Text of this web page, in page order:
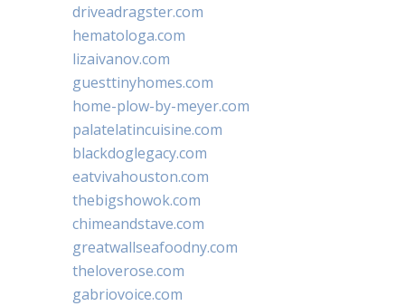
driveadragster.com
hematologa.com
lizaivanov.com
guesttinyhomes.com
home-plow-by-meyer.com
palatelatincuisine.com
blackdoglegacy.com
eatvivahouston.com
thebigshowok.com
chimeandstave.com
greatwallseafoodny.com
theloverose.com
gabriovoice.com